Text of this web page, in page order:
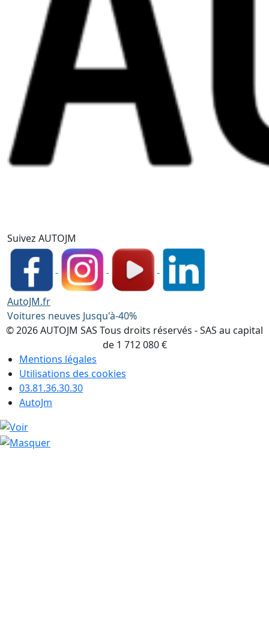
Suivez AUTOJM
AutoJM.fr
Voitures neuves Jusqu'à-40%
© 2026 AUTOJM SAS Tous droits réservés - SAS au capital
de 1 712 080 €
Mentions légales
Utilisations des cookies
03.81.36.30.30
AutoJm